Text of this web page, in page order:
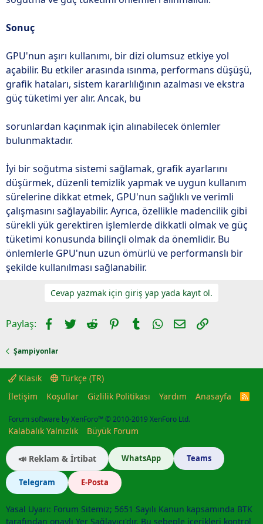
Sonuç
GPU'nun aşırı kullanımı, bir dizi olumsuz etkiye yol
açabilir. Bu etkiler arasında ısınma, performans düşüşü,
grafik hataları, sistem kararlılığının azalması ve ekstra
güç tüketimi yer alır. Ancak, bu
sorunlardan kaçınmak için alınabilecek önlemler
bulunmaktadır.
İyi bir soğutma sistemi sağlamak, grafik ayarlarını
düşürmek, düzenli temizlik yapmak ve uygun kullanım
sürelerine dikkat etmek, GPU'nun sağlıklı ve verimli
çalışmasını sağlayabilir. Ayrıca, özellikle madencilik gibi
sürekli yük gerektiren işlemlerde dikkatli olmak ve güç
tüketimi konusunda bilinçli olmak da önemlidir. Bu
önlemlerle GPU'nun uzun ömürlü ve performanslı bir
şekilde kullanılması sağlanabilir.
Cevap yazmak için giriş yap yada kayıt ol.
Paylaş: Facebook
TwitterReddit Pinterest
TumblrWhatsApp
E-postaLink
Şampiyonlar
Klasik
Türkçe (TR)
İletişim
Koşullar Gizlilik Politikası Yardım Anasayfa
R
Forum software by XenForo™© 2010-2019 XenForo Ltd.
Kalabalık Yalnızlık Büyük Forum
📣 Reklam & İrtibat WhatsApp Teams
Telegram E-Posta
Yasal Uyarı: Forum Sitemiz; 5651 Sayılı Kanun kapsamında BTK
tarafından onaylı Yer Sağlayıcı'dır. Bu sebeple içerikleri kontrol